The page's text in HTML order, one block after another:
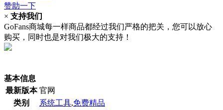
赞助一下
× 支持我们
GoFans商城每一样商品都经过我们严格的把关，您可以放心
购买，同时也是对我们极大的支持！
基本信息
最新版本 官网
类别
系统工具,免费精品